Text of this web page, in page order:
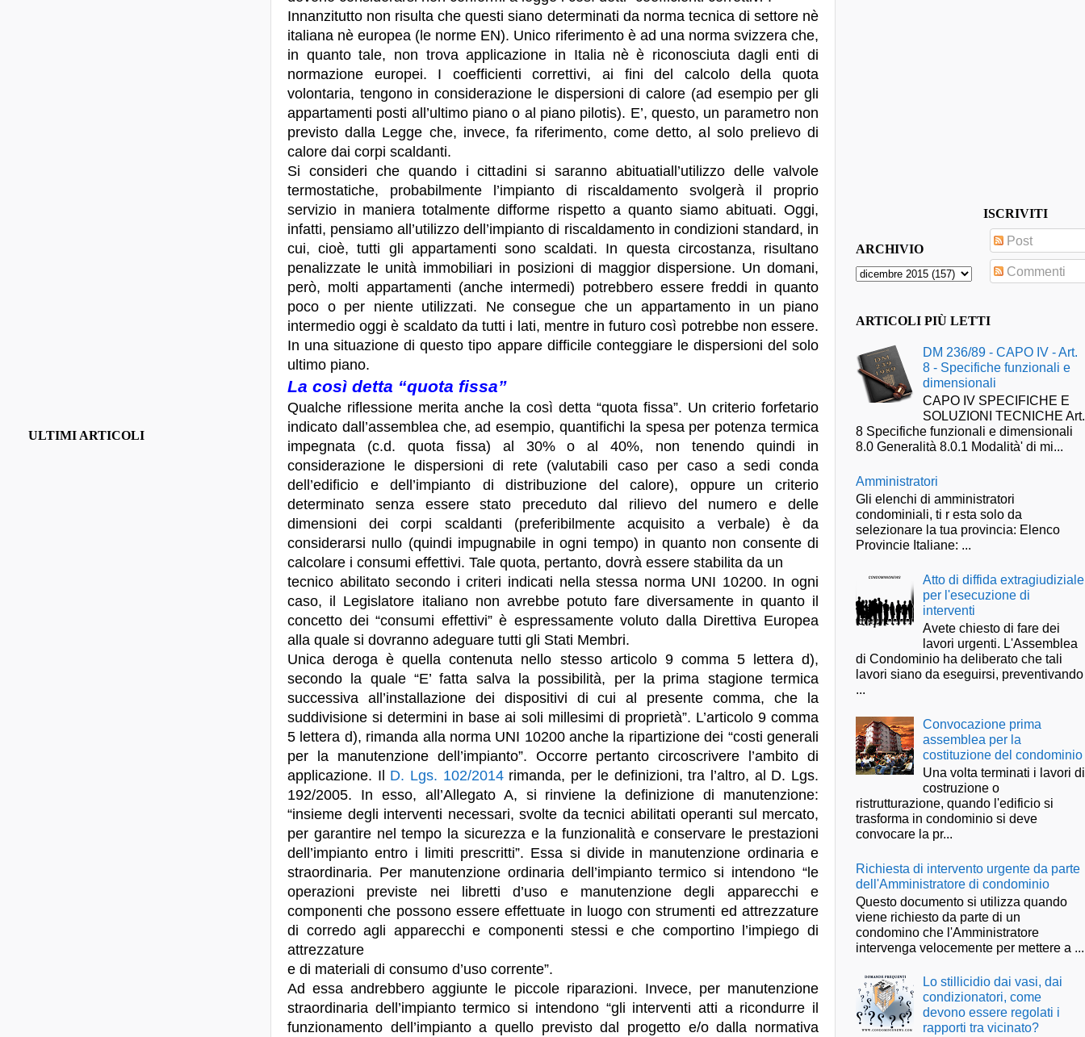
Innanzitutto non risulta che questi siano determinati da norma tecnica di settore nè
italiana nè europea (le norme EN). Unico riferimento è ad una norma svizzera che,
in quanto tale, non trova applicazione in Italia nè è riconosciuta dagli enti di
normazione europei. I coefficienti correttivi, ai fini del calcolo della quota
volontaria, tengono in considerazione le dispersioni di calore (ad esempio per gli
appartamenti posti all’ultimo piano o al piano pilotis). E’, questo, un parametro non
previsto dalla Legge che, invece, fa riferimento, come detto, al solo prelievo di
calore dai corpi scaldanti.
Si consideri che quando i cittadini si saranno abituatiall’utilizzo delle valvole
termostatiche, probabilmente l’impianto di riscaldamento svolgerà il proprio
servizio in maniera totalmente difforme rispetto a quanto siamo abituati. Oggi,
infatti, pensiamo all’utilizzo dell’impianto di riscaldamento in condizioni standard, in
cui, cioè, tutti gli appartamenti sono scaldati. In questa circostanza, risultano
penalizzate le unità immobiliari in posizioni di maggior dispersione. Un domani,
però, molti appartamenti (anche intermedi) potrebbero essere freddi in quanto
poco o per niente utilizzati. Ne consegue che un appartamento in un piano
intermedio oggi è scaldato da tutti i lati, mentre in futuro così potrebbe non essere.
In una situazione di questo tipo appare difficile conteggiare le dispersioni del solo
ultimo piano.
La così detta “quota fissa”
Qualche riflessione merita anche la così detta “quota fissa”. Un criterio forfetario
indicato dall’assemblea che, ad esempio, quantifichi la spesa per potenza termica
impegnata (c.d. quota fissa) al 30% o al 40%, non tenendo quindi in
considerazione le dispersioni di rete (valutabili caso per caso a sedi conda
dell’edificio e dell’impianto di distribuzione del calore), oppure un criterio
determinato senza essere stato preceduto dal rilievo del numero e delle
dimensioni dei corpi scaldanti (preferibilmente acquisito a verbale) è da
considerarsi nullo (quindi impugnabile in ogni tempo) in quanto non consente di
calcolare i consumi effettivi. Tale quota, pertanto, dovrà essere stabilita da un
tecnico abilitato secondo i criteri indicati nella stessa norma UNI 10200. In ogni
caso, il Legislatore italiano non avrebbe potuto fare diversamente in quanto il
concetto dei “consumi effettivi” è espressamente voluto dalla Direttiva Europea
alla quale si dovranno adeguare tutti gli Stati Membri.
Unica deroga è quella contenuta nello stesso articolo 9 comma 5 lettera d),
secondo la quale “E’ fatta salva la possibilità, per la prima stagione termica
successiva all’installazione dei dispositivi di cui al presente comma, che la
suddivisione si determini in base ai soli millesimi di proprietà”. L’articolo 9 comma
5 lettera d), rimanda alla norma UNI 10200 anche la ripartizione dei “costi generali
per la manutenzione dell’impianto”. Occorre pertanto circoscrivere l’ambito di
applicazione. Il D. Lgs. 102/2014rimanda, per le definizioni, tra l’altro, al D. Lgs.
192/2005. In esso, all’Allegato A, si rinviene la definizione di manutenzione:
“insieme degli interventi necessari, svolte da tecnici abilitati operanti sul mercato,
per garantire nel tempo la sicurezza e la funzionalità e conservare le prestazioni
dell’impianto entro i limiti prescritti”. Essa si divide in manutenzione ordinaria e
straordinaria. Per manutenzione ordinaria dell’impianto termico si intendono “le
operazioni previste nei libretti d’uso e manutenzione degli apparecchi e
componenti che possono essere effettuate in luogo con strumenti ed attrezzature
di corredo agli apparecchi e componenti stessi e che comportino l’impiego di
attrezzature
e di materiali di consumo d’uso corrente”.
Ad essa andrebbero aggiunte le piccole riparazioni. Invece, per manutenzione
straordinaria dell’impianto termico si intendono “gli interventi atti a ricondurre il
funzionamento dell’impianto a quello previsto dal progetto e/o dalla normativa
ULTIMI ARTICOLI
ARCHIVIO
ISCRIVITI
Post
Commenti
ARTICOLI PIÙ LETTI
DM 236/89 - CAPO IV - Art.
8 - Specifiche funzionali e
dimensionali
CAPO IV SPECIFICHE E
SOLUZIONI TECNICHE Art.
8 Specifiche funzionali e dimensionali
8.0 Generalità 8.0.1 Modalità' di mi...
Amministratori
Gli elenchi di amministratori
condominiali, ti r esta solo da
selezionare la tua provincia: Elenco
Provincie Italiane: ...
Atto di diffida extragiudiziale
per l'esecuzione di
interventi
Avete chiesto di fare dei
lavori urgenti. L'Assemblea
di Condominio ha deliberato che tali
lavori siano da eseguirsi, preventivando
...
Convocazione prima
assemblea per la
costituzione del condominio
Una volta terminati i lavori di
costruzione o
ristrutturazione, quando l'edificio si
trasforma in condominio si deve
convocare la pr...
Richiesta di intervento urgente da parte
dell'Amministratore di condominio
Questo documento si utilizza quando
viene richiesto da parte di un
condomino che l'Amministratore
intervenga velocemente per mettere a ...
Lo stillicidio dai vasi, dai
condizionatori, come
devono essere regolati i
rapporti tra vicinato?